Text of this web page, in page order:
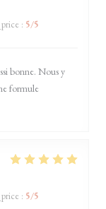
: 5/5
bonne. Nous y
formule
: 5/5